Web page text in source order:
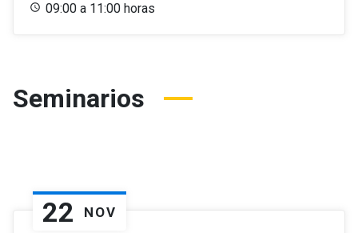
09:00 a 11:00 horas
Seminarios
22 NOV